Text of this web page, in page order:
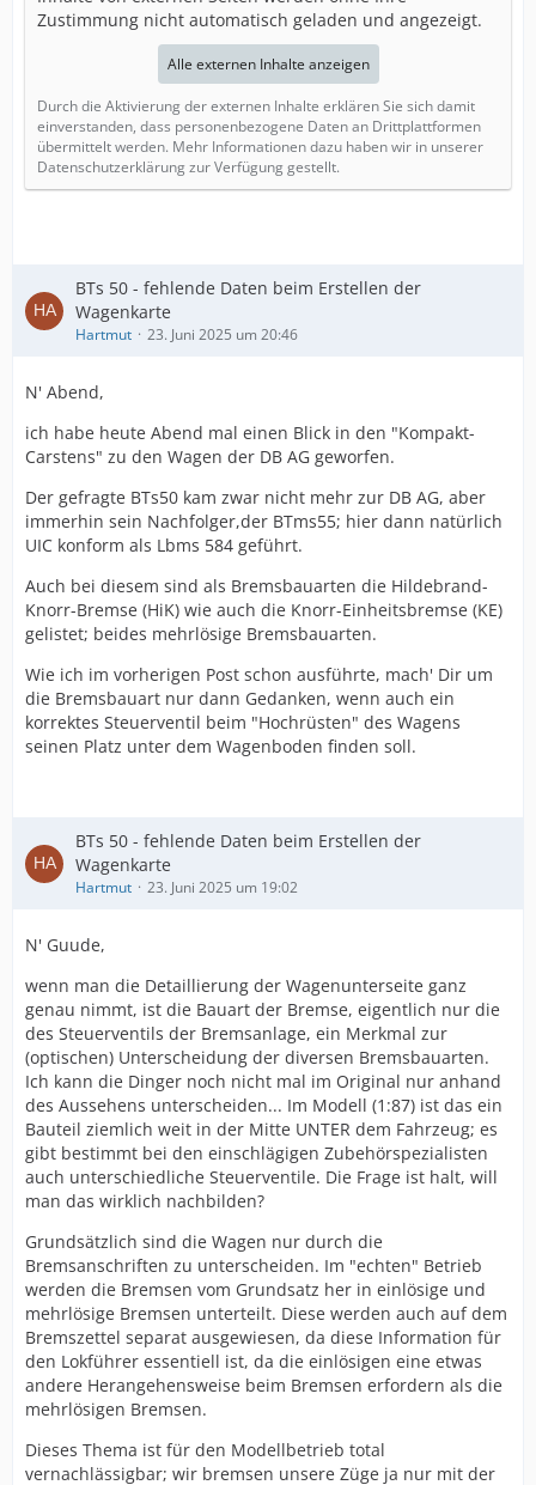
Zustimmung nicht automatisch geladen und angezeigt.
Alle externen Inhalte anzeigen
Durch die Aktivierung der externen Inhalte erklären Sie sich damit
einverstanden, dass personenbezogene Daten an Drittplattformen
übermittelt werden. Mehr Informationen dazu haben wir in unserer
Datenschutzerklärung zur Verfügung gestellt.
BTs 50 - fehlende Daten beim Erstellen der
Wagenkarte
Hartmut 23. Juni 2025 um 20:46
N' Abend,
ich habe heute Abend mal einen Blick in den "Kompakt-
Carstens" zu den Wagen der DB AG geworfen.
Der gefragte BTs50 kam zwar nicht mehr zur DB AG, aber
immerhin sein Nachfolger,der BTms55; hier dann natürlich
UIC konform als Lbms 584 geführt.
Auch bei diesem sind als Bremsbauarten die Hildebrand-
Knorr-Bremse (HiK) wie auch die Knorr-Einheitsbremse (KE)
gelistet; beides mehrlösige Bremsbauarten.
Wie ich im vorherigen Post schon ausführte, mach' Dir um
die Bremsbauart nur dann Gedanken, wenn auch ein
korrektes Steuerventil beim "Hochrüsten" des Wagens
seinen Platz unter dem Wagenboden finden soll.
BTs 50 - fehlende Daten beim Erstellen der
Wagenkarte
Hartmut 23. Juni 2025 um 19:02
N' Guude,
wenn man die Detaillierung der Wagenunterseite ganz
genau nimmt, ist die Bauart der Bremse, eigentlich nur die
des Steuerventils der Bremsanlage, ein Merkmal zur
(optischen) Unterscheidung der diversen Bremsbauarten.
Ich kann die Dinger noch nicht mal im Original nur anhand
des Aussehens unterscheiden... Im Modell (1:87) ist das ein
Bauteil ziemlich weit in der Mitte UNTER dem Fahrzeug; es
gibt bestimmt bei den einschlägigen Zubehörspezialisten
auch unterschiedliche Steuerventile. Die Frage ist halt, will
man das wirklich nachbilden?
Grundsätzlich sind die Wagen nur durch die
Bremsanschriften zu unterscheiden. Im "echten" Betrieb
werden die Bremsen vom Grundsatz her in einlösige und
mehrlösige Bremsen unterteilt. Diese werden auch auf dem
Bremszettel separat ausgewiesen, da diese Information für
den Lokführer essentiell ist, da die einlösigen eine etwas
andere Herangehensweise beim Bremsen erfordern als die
mehrlösigen Bremsen.
Dieses Thema ist für den Modellbetrieb total
vernachlässigbar; wir bremsen unsere Züge ja nur mit der